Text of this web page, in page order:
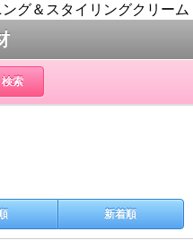
グ＆スタイリングクリーム
検索
新着順